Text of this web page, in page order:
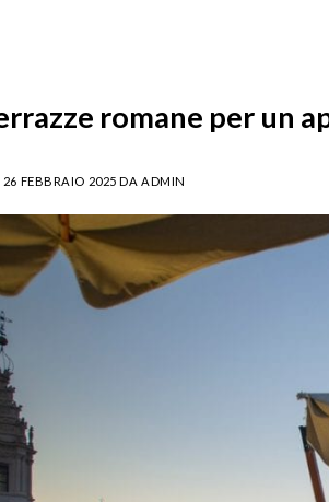
romane per un
26 FEBBRAIO 2025 DA ADMIN